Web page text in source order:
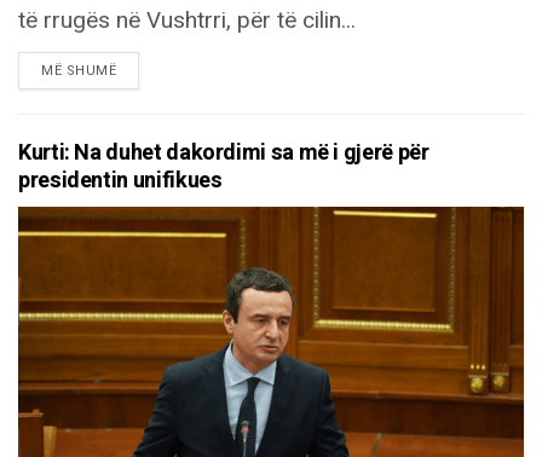
të rrugës në Vushtrri, për të cilin...
MË SHUMËDETAILS
Kurti: Na duhet dakordimi sa më i gjerë për
presidentin unifikues